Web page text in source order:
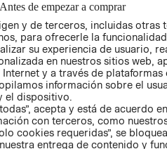
CON
- RETIRO EN
TIENDA
TÉRMINOS Y
CONDICIONES
AVISO DE
PRIVACIDAD
GIFT CARD
Antes de empezar a comprar
y de terceros, incluidas otras
para ofrecerle la
su experiencia de usuario,
en nuestros sitios web,
y a través de plataformas
información sobre el
el dispositivo.
acepta y está de acuerdo
con terceros, como
cookies requeridas”, se
entrega de contenido y